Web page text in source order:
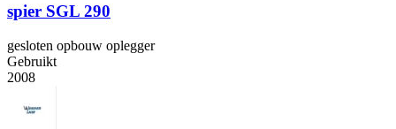
spier SGL 290
gesloten opbouw oplegger
Gebruikt
2008